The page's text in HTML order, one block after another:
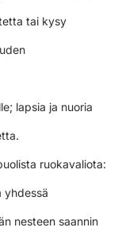
tai kysy
lapsia ja nuoria
ruokavaliota:
yhdessä
nesteen saannin